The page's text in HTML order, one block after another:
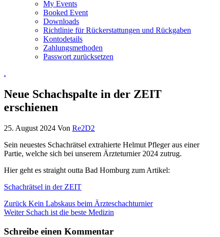
My Events
Booked Event
Downloads
Richtlinie für Rückerstattungen und Rückgaben
Kontodetails
Zahlungsmethoden
Passwort zurücksetzen
.
Neue Schachspalte in der ZEIT
erschienen
25. August 2024 Von Re2D2
Sein neuestes Schachrätsel extrahierte Helmut Pfleger aus einer
Partie, welche sich bei unserem Ärzteturnier 2024 zutrug.
Hier geht es straight outta Bad Homburg zum Artikel:
Schachrätsel in der ZEIT
Beitragsnavigation
Vorheriger
Beitrag
Zurück Kein Labskaus beim Ärzteschachturnier
Nächster
Weiter Schach ist die beste Medizin
Schreibe einen Kommentar